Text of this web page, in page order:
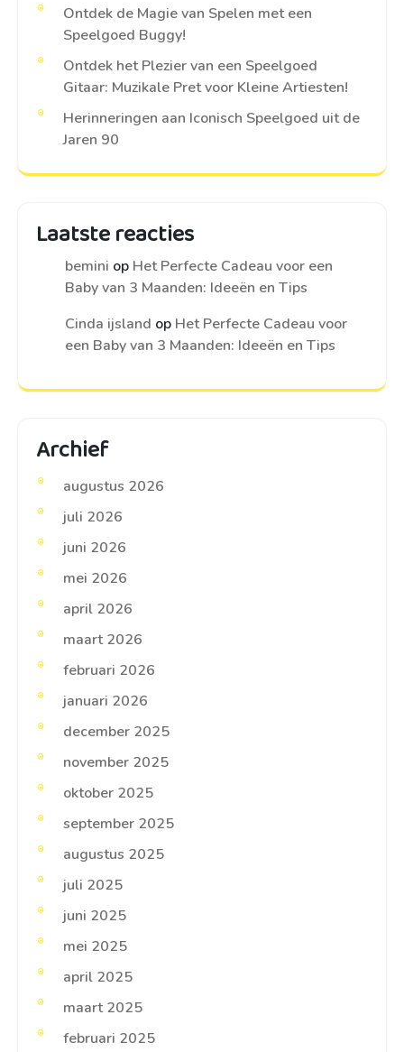
Ontdek de Magie van Spelen met een
Speelgoed Buggy!
Ontdek het Plezier van een Speelgoed
Gitaar: Muzikale Pret voor Kleine Artiesten!
Herinneringen aan Iconisch Speelgoed uit de
Jaren 90
Laatste reacties
bemini op Het Perfecte Cadeau voor een
Baby van 3 Maanden: Ideeën en Tips
Cinda ijsland op Het Perfecte Cadeau voor
een Baby van 3 Maanden: Ideeën en Tips
Archief
augustus 2026
juli 2026
juni 2026
mei 2026
april 2026
maart 2026
februari 2026
januari 2026
december 2025
november 2025
oktober 2025
september 2025
augustus 2025
juli 2025
juni 2025
mei 2025
april 2025
maart 2025
februari 2025